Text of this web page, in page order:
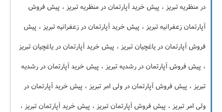
در منظریه تبریز ، پیش خرید آپارتمان در منظریه تبریز ، پیش فروش
آپارتمان زعفرانیه تبریز ، پیش خرید آپارتمان در زعفرانیه تبریز ، پیش
فروش آپارتمان در یاغچیان تبریز ، پیش خرید آپارتمان در یاغچیان تبریز
، پیش فروش آپارتمان در رشدیه تبریز ، پیش خرید آپارتمان در رشدیه
تبریز ، پیش فروش آپارتمان در ولی امر تبریز ، پیش خرید آپارتمان در
ولی امر تبریز ، پیش فروش آپارتمان تبریز ، پیش خرید آپارتمان تبریز ،